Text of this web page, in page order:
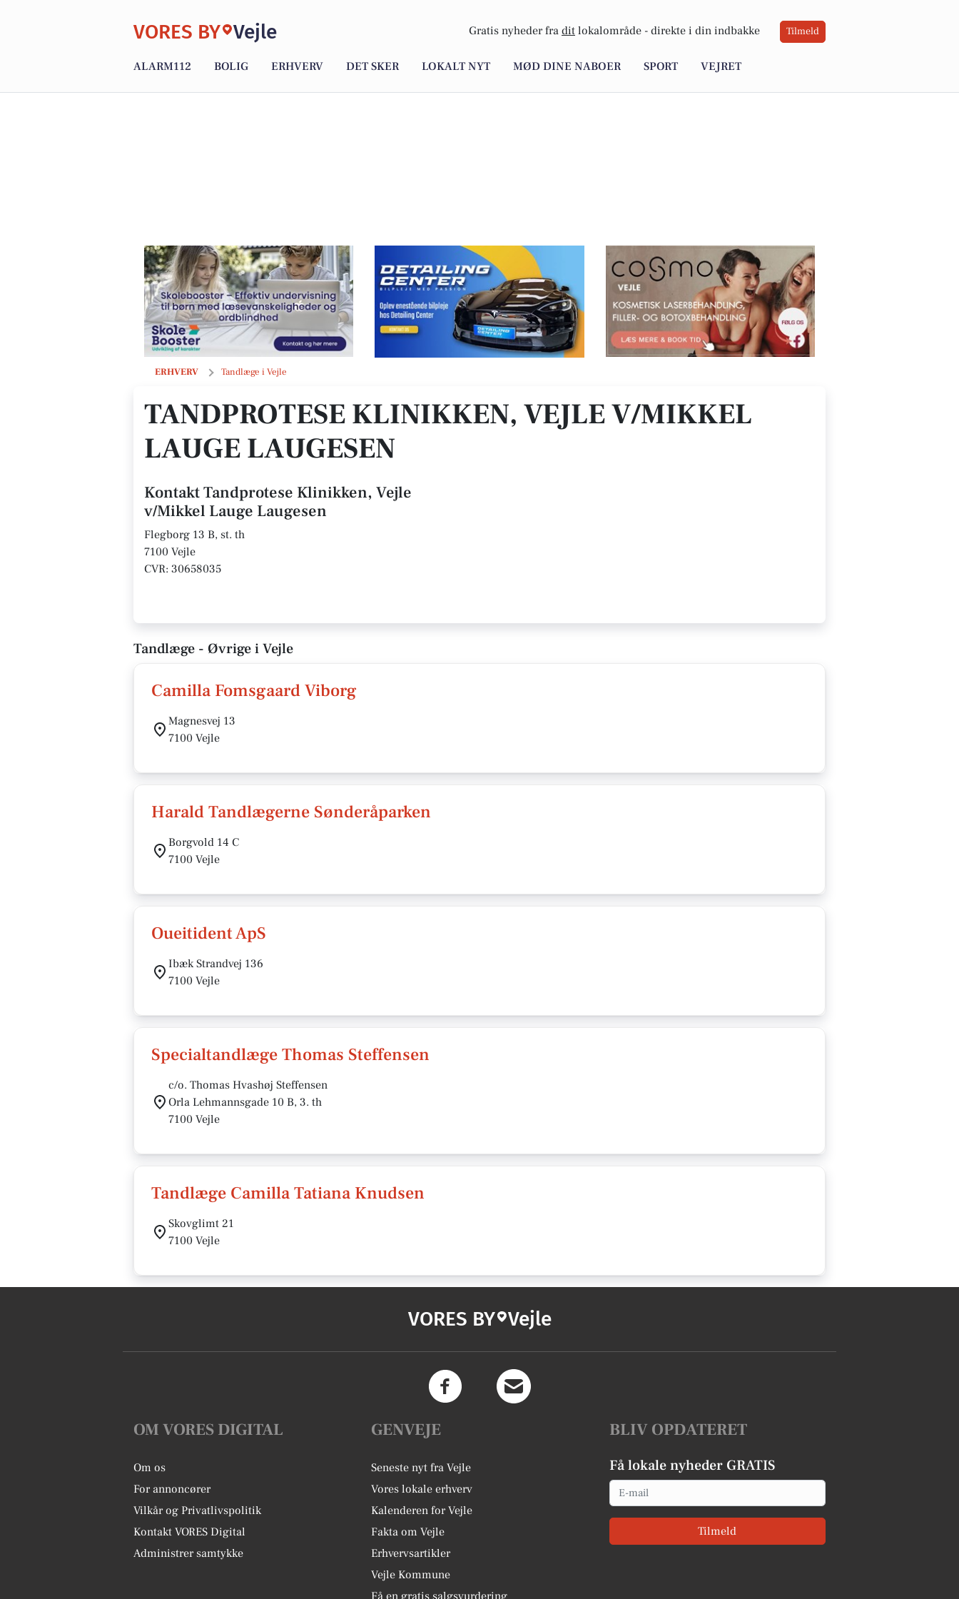
VORES BY Vejle Gratis nyheder fra dit lokalområde - direkte i din indbakke Tilmeld
ALARM112 BOLIG ERHVERV DET SKER LOKALT NYT MØD DINE NABOER SPORT VEJRET
ERHVERV Tandlæge i Vejle
Tandprotese Klinikken, Vejle v/Mikkel Lauge Laugesen
TANDPROTESE KLINIKKEN, VEJLE V/MIKKEL
LAUGE LAUGESEN
Kontakt Tandprotese Klinikken, Vejle
v/Mikkel Lauge Laugesen
Flegborg 13 B, st. th
7100 Vejle
CVR: 30658035
Tandlæge - Øvrige i Vejle
Camilla Fomsgaard Viborg
Magnesvej 13
7100 Vejle
Harald Tandlægerne Sønderåparken
Borgvold 14 C
7100 Vejle
Oueitident ApS
Ibæk Strandvej 136
7100 Vejle
Specialtandlæge Thomas Steffensen
c/o. Thomas Hvashøj Steffensen
Orla Lehmannsgade 10 B, 3. th
7100 Vejle
Tandlæge Camilla Tatiana Knudsen
Skovglimt 21
7100 Vejle
VORES BY Vejle
OM VORES DIGITAL
Om os
For annoncører
Vilkår og Privatlivspolitik
Kontakt VORES Digital
Administrer samtykke
GENVEJE
Seneste nyt fra Vejle
Vores lokale erhverv
Kalenderen for Vejle
Fakta om Vejle
Erhvervsartikler
Vejle Kommune
Få en gratis salgsvurdering
BLIV OPDATERET
Få lokale nyheder GRATIS
Email
Tilmeld